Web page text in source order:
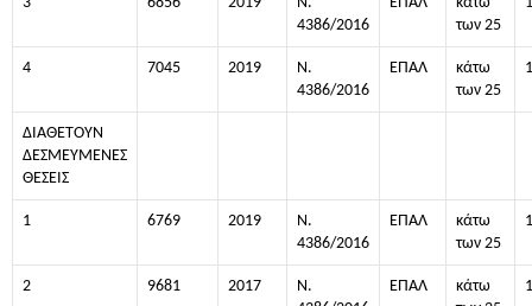
4386/2016
των 25
4 7045 2019
Ν.
4386/2016
ΕΠΑΛ
κάτω
των 25
ΔΙΑΘΕΤΟΥΝ
ΔΕΣΜΕΥΜΕΝΕΣ
ΘΕΣΕΙΣ
1 6769 2019
Ν.
4386/2016
ΕΠΑΛ
κάτω
των 25
2 9681 2017
Ν.
ΕΠΑΛ
κάτω